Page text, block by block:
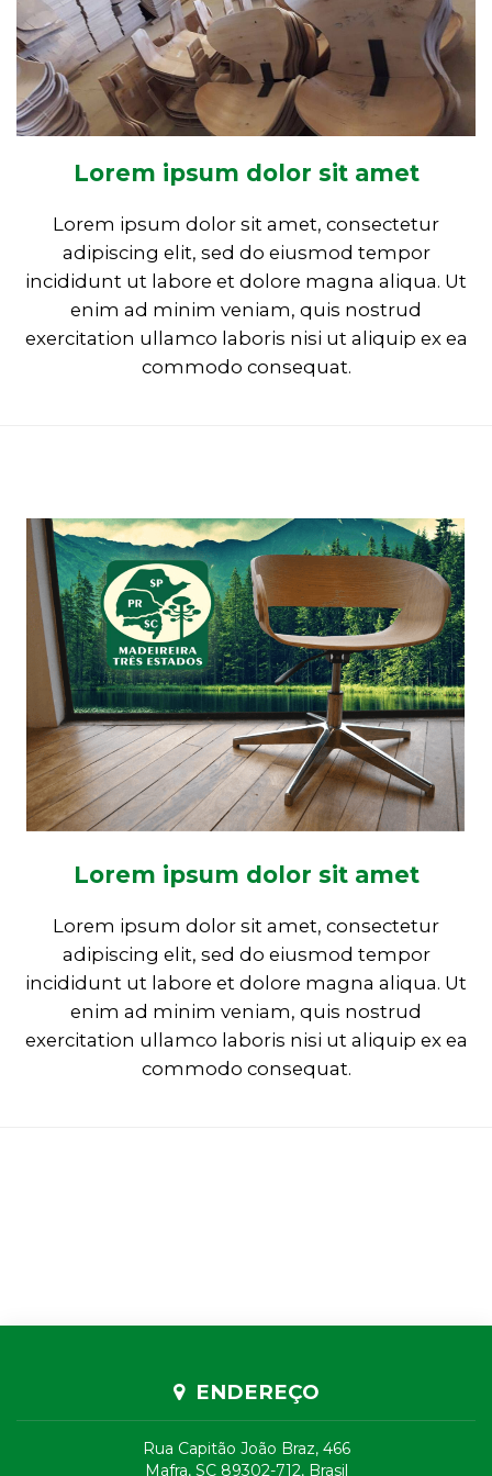
Lorem ipsum dolor sit amet
Lorem ipsum dolor sit amet, consectetur
adipiscing elit, sed do eiusmod tempor
incididunt ut labore et dolore magna aliqua. Ut
enim ad minim veniam, quis nostrud
exercitation ullamco laboris nisi ut aliquip ex ea
commodo consequat.
Lorem ipsum dolor sit amet
Lorem ipsum dolor sit amet, consectetur
adipiscing elit, sed do eiusmod tempor
incididunt ut labore et dolore magna aliqua. Ut
enim ad minim veniam, quis nostrud
exercitation ullamco laboris nisi ut aliquip ex ea
commodo consequat.
ENDEREÇO
Rua Capitão João Braz, 466
Mafra, SC 89302-712, Brasil